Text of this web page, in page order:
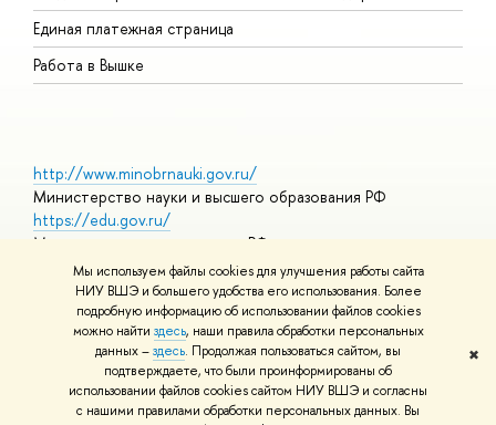
Мы используем файлы cookies для улучшения работы сайта
НИУ ВШЭ и большего удобства его использования. Более
подробную информацию об использовании файлов cookies
можно найти здесь, наши правила обработки персональных
данных –здесь. Продолжая пользоваться сайтом, вы
подтверждаете, что были проинформированы об
использовании файлов cookies сайтом НИУ ВШЭ и согласны
с нашими правилами обработки персональных данных. Вы
✖
Единая платежная страница
Работа в Вышке
http://www.minobrnauki.gov.ru/
Министерство науки и высшего образования РФ
https://edu.gov.ru/
Министерство просвещения РФ
https://elearning.hse.ru/mooc
Массовые открытые онлайн-курсы
© НИУ ВШЭ 1993–2026 Адреса и контактыУсловия
использования материалов Политика конфиденциальности
Шрифты HSE Sans и HSE Slab разработаны вШколе дизайна НИУ